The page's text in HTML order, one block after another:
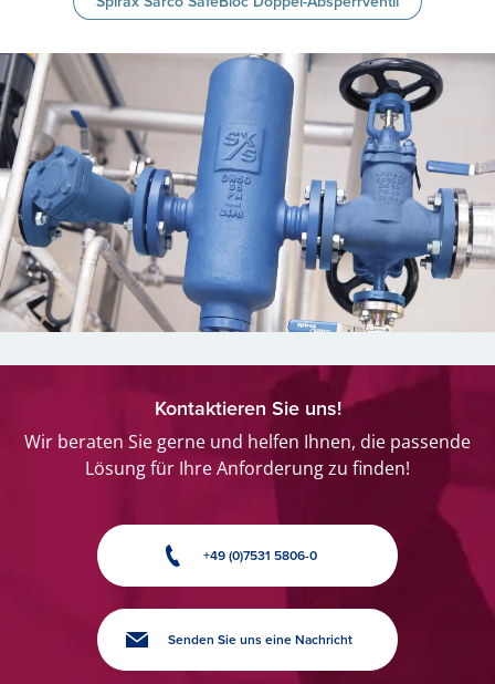
Kontaktieren Sie uns!
Wir beraten Sie gerne und helfen Ihnen, die passende
Lösung für Ihre Anforderung zu finden!
+49 (0)7531 5806-0
Senden Sie uns eine Nachricht